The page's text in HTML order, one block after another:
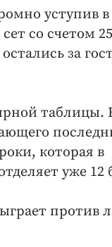
уступив
со счетом
за
таблицы.
которая в
уже 12
против